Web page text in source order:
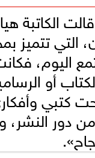
الكاتبة
التي تتميز
اليوم،
أو
كتبي
دور النشر،